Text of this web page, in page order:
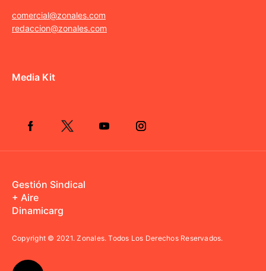
comercial@zonales.com
redaccion@zonales.com
Media Kit
Gestión Sindical
+ Aire
Dinamicarg
Copyright © 2021.Zonales. Todos Los Derechos Reservados.